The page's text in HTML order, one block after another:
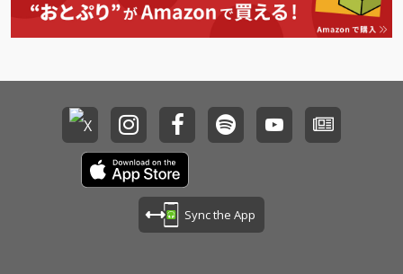
Sync the App